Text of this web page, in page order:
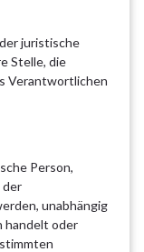
juristische
Stelle, die
Verantwortlichen
Person,
der
unabhängig
handelt oder